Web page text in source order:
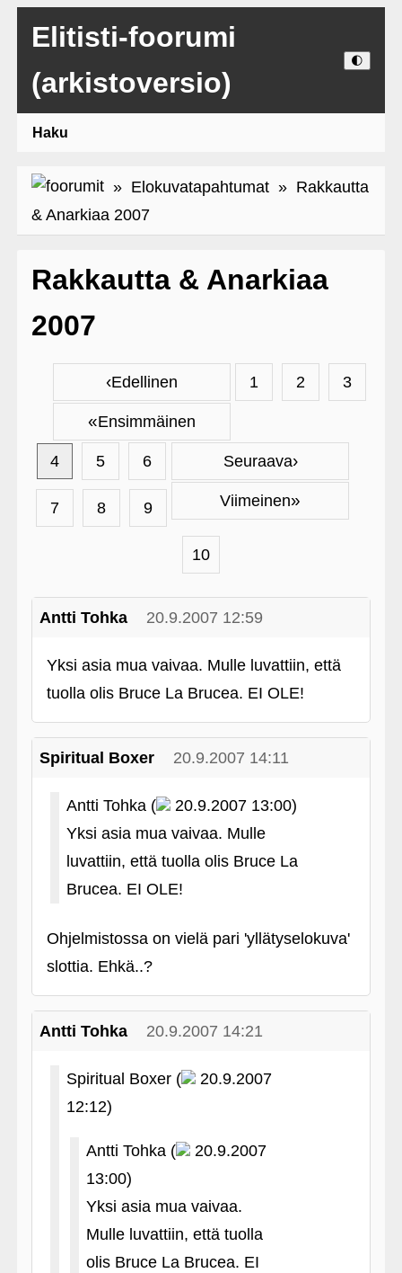
Elitisti-foorumi
(arkistoversio)
🌓
Haku
» Elokuvatapahtumat» Rakkautta
& Anarkiaa 2007
Rakkautta & Anarkiaa
2007
‹Edellinen
«Ensimmäinen
Seuraava›
Viimeinen»
1 2 3
4 5 6
7 8 9
10
Antti Tohka 20.9.2007 12:59
Yksi asia mua vaivaa. Mulle luvattiin, että
tuolla olis Bruce La Brucea. EI OLE!
Spiritual Boxer 20.9.2007 14:11
Antti Tohka (
20.9.2007 13:00)
Yksi asia mua vaivaa. Mulle
luvattiin, että tuolla olis Bruce La
Brucea. EI OLE!
Ohjelmistossa on vielä pari 'yllätyselokuva'
slottia. Ehkä..?
Antti Tohka 20.9.2007 14:21
Spiritual Boxer (
20.9.2007
12:12)
Antti Tohka (
20.9.2007
13:00)
Yksi asia mua vaivaa.
Mulle luvattiin, että tuolla
olis Bruce La Brucea. EI